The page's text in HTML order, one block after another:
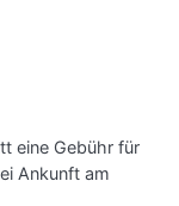
eine Gebühr für
Ankunft am